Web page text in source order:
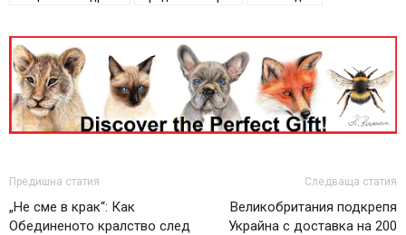
Предишна статия
„Не сме в крак“: Как
Обединеното кралство след
Следваща статия
Великобритания подкрепя
Украйна с доставка на 200